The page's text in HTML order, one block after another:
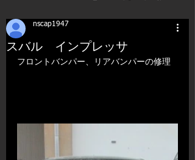
スバル インプレッサ
nscap1947
フロントバンパー、リアバンパーの修理